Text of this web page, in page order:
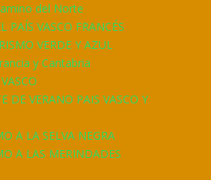
del Norte
PAÍS VASCO FRANCÉS
VERDE Y AZUL
y Cantabria
DE VERANO PAIS VASCO Y
A LA SELVA NEGRA
A LAS MERINDADES